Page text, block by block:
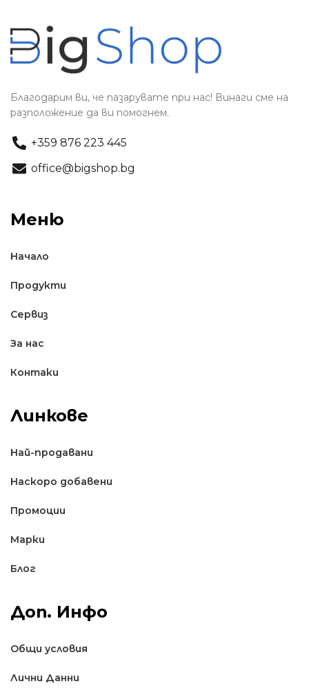
Благодарим ви, че пазарувате при нас! Винаги сме на
разположение да ви помогнем.
+359 876 223 445
office@bigshop.bg
Меню
Начало
Продукти
Сервиз
За нас
Контаки
Линкове
Най-продавани
Наскоро добавени
Промоции
Марки
Блог
Доп. Инфо
Общи условия
Лични Данни